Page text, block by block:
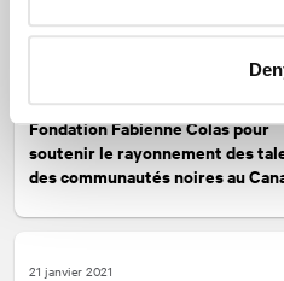
NATIONALs’engage auprès de la
Fondation Fabienne Colas pour
soutenir le rayonnement des
des communautés noires au
21 janvier 2021